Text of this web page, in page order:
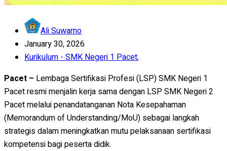
Ali Suwarno
January 30, 2026
Kurikulum - SMK Negeri 1 Pacet,
Pacet – Lembaga Sertifikasi Profesi (LSP) SMK Negeri 1
Pacet resmi menjalin kerja sama dengan LSP SMK Negeri 2
Pacet melalui penandatanganan Nota Kesepahaman
(Memorandum of Understanding/MoU) sebagai langkah
strategis dalam meningkatkan mutu pelaksanaan sertifikasi
kompetensi bagi peserta didik.